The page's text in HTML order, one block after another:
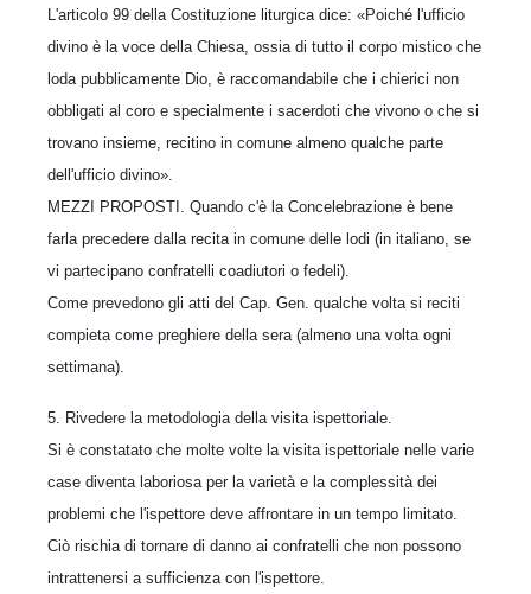
L'articolo 99 della Costituzione liturgica dice: «Poiché l'ufficio
divino è la voce della Chiesa, ossia di tutto il corpo mistico che
loda pubblicamente Dio, è raccomandabile che i chierici non
obbligati al coro e specialmente i sacerdoti che vivono o che si
trovano insieme, recitino in comune almeno qualche parte
dell'ufficio divino».
MEZZI PROPOSTI. Quando c'è la Concelebrazione è bene
farla precedere dalla recita in comune delle lodi (in italiano, se
vi partecipano confratelli coadiutori o fedeli).
Come prevedono gli atti del Cap. Gen. qualche volta si reciti
compieta come preghiere della sera (almeno una volta ogni
settimana).
5. Rivedere la metodologia della visita ispettoriale.
Si è constatato che molte volte la visita ispettoriale nelle varie
case diventa laboriosa per la varietà e la complessità dei
problemi che l'ispettore deve affrontare in un tempo limitato.
Ciò rischia di tornare di danno ai confratelli che non possono
intrattenersi a sufficienza con l'ispettore.